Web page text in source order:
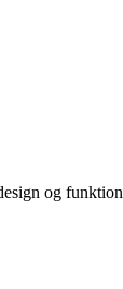
og funktion